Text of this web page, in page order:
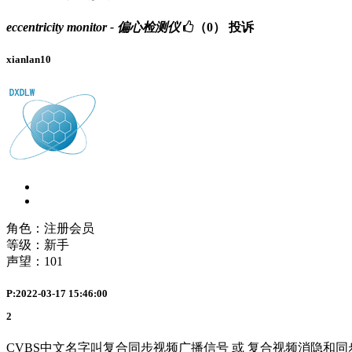
eccentricity monitor - 偏心检测仪 （0） 投诉
xianlan10
角色：注册会员
等级：新手
声望： 101
P:2022-03-17 15:46:00
2
CVBS中文名字叫复合同步视频广播信号 或 复合视频消隐和同